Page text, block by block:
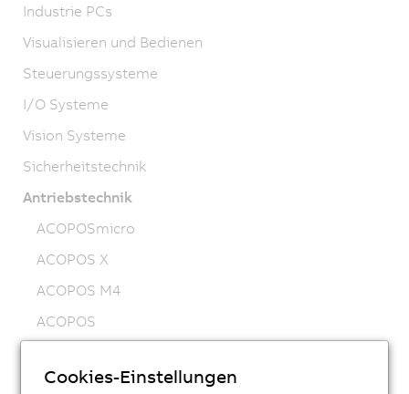
Industrie PCs
Visualisieren und Bedienen
Steuerungssysteme
I/O Systeme
Vision Systeme
Sicherheitstechnik
Antriebstechnik
ACOPOSmicro
ACOPOS X
ACOPOS M4
ACOPOS
ACOPOSmulti
Cookies-Einstellungen